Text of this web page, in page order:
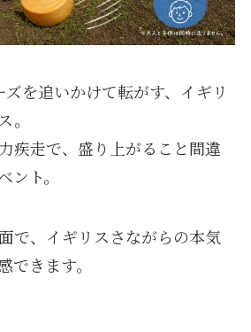
を追いかけて転がす、イギリ
。
疾走で、盛り上がること間違
ト。
で、イギリスさながらの本気
できます。